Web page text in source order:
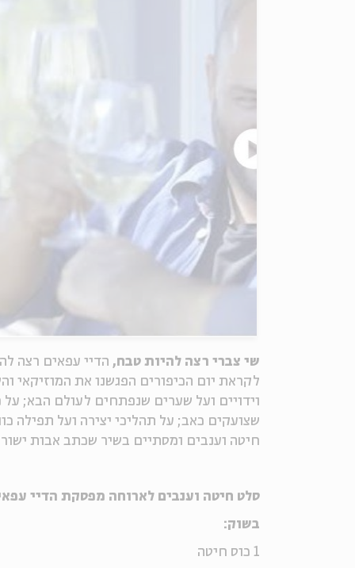
שי צברי רצה להיות טבח, הדיי עפאים רצה
לקראת יום הכיפורים הפגשנו את המוזיקאי
וידויים ועל שערים שנפתחים לעולם הבא;
שצועקים כאב; על תהליכי יצירה ועל תפילה
חיטה וענבים ומסתיים בשיר שכתב אבות
סלט חיטה וענבים לארוחה מפסקת הדיי
בשוק:
1 כוס חיטה